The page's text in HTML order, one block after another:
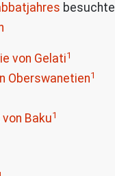
besuchte
von Gelati1
Oberswanetien1
Baku1